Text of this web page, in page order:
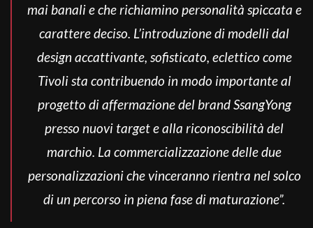
mai banali e che richiamino personalità spiccata e
carattere deciso. L’introduzione di modelli dal
design accattivante, sofisticato, eclettico come
Tivoli sta contribuendo in modo importante al
progetto di affermazione del brand SsangYong
presso nuovi target e alla riconoscibilità del
marchio. La commercializzazione delle due
personalizzazioni che vinceranno rientra nel solco
di un percorso in piena fase di maturazione”.